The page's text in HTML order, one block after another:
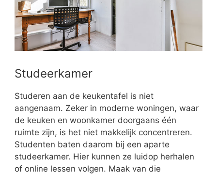
Studeerkamer
Studeren aan de keukentafel is niet
aangenaam. Zeker in moderne woningen, waar
de keuken en woonkamer doorgaans één
ruimte zijn, is het niet makkelijk concentreren.
Studenten baten daarom bij een aparte
studeerkamer. Hier kunnen ze luidop herhalen
of online lessen volgen. Maak van die